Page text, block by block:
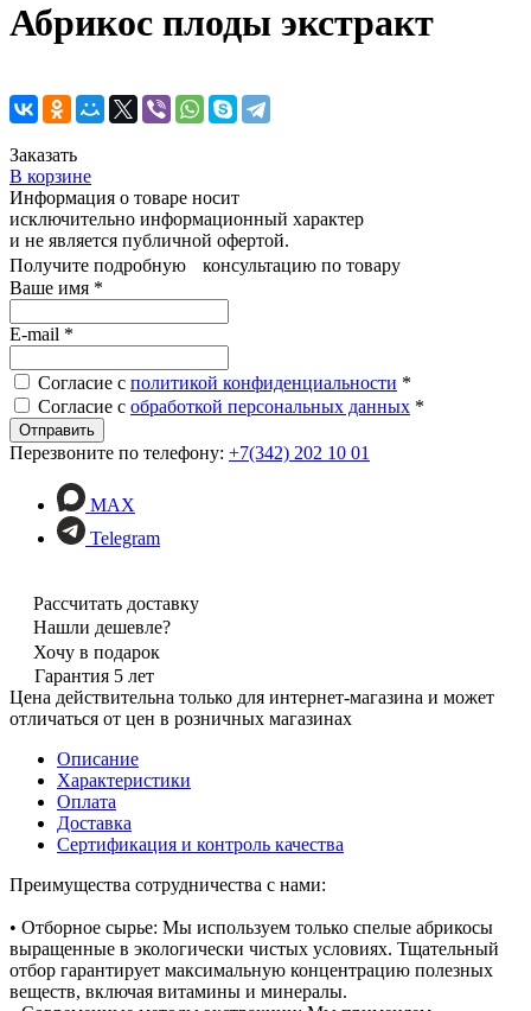
Абрикос плоды экстракт
Заказать
В корзине
Информация о товаре носит
исключительно информационный характер
и не является публичной офертой.
Получите подробную консультацию по товару
Ваше имя *
E-mail *
Согласие с политикой конфиденциальности *
Согласие с обработкой персональных данных *
Перезвоните по телефону: +7(342) 202 10 01
MAX
Telegram
Рассчитать доставку
Нашли дешевле?
Хочу в подарок
Гарантия 5 лет
Цена действительна только для интернет-магазина и может
отличаться от цен в розничных магазинах
Описание
Характеристики
Оплата
Доставка
Сертификация и контроль качества
Преимущества сотрудничества с нами:
• Отборное сырье: Мы используем только спелые абрикосы
выращенные в экологически чистых условиях. Тщательный
отбор гарантирует максимальную концентрацию полезных
веществ, включая витамины и минералы.